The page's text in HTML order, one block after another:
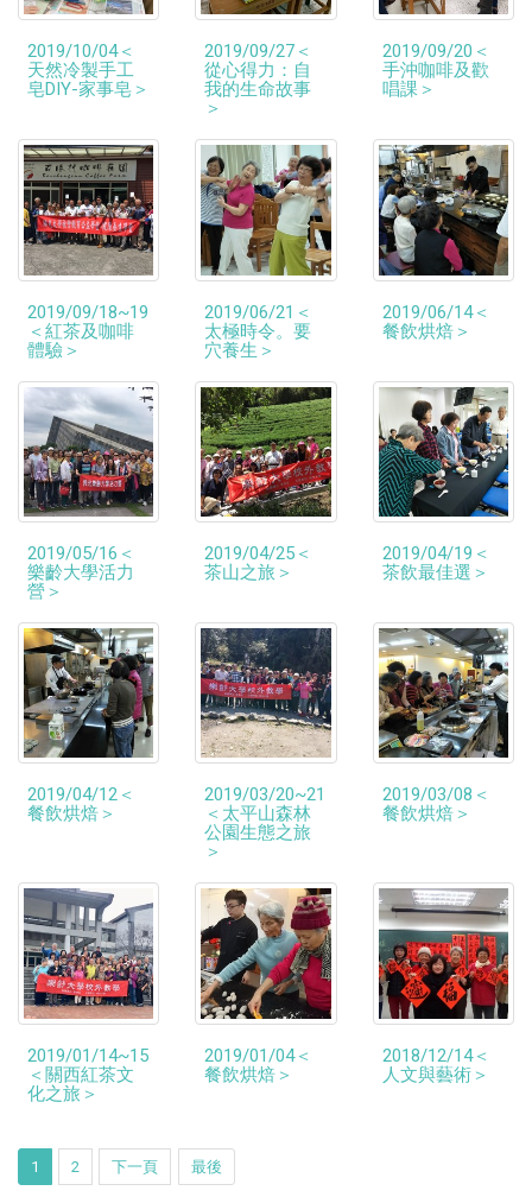
2019/10/04＜
天然冷製手工
皂DIY-家事皂＞
2019/09/27＜
從心得力：自
我的生命故事
＞
2019/09/20＜
手沖咖啡及歡
唱課＞
2019/09/18~19
＜紅茶及咖啡
體驗＞
2019/06/21＜
太極時令。要
穴養生＞
2019/06/14＜
餐飲烘焙＞
2019/05/16＜
樂齡大學活力
營＞
2019/04/25＜
茶山之旅＞
2019/04/19＜
茶飲最佳選＞
2019/04/12＜
餐飲烘焙＞
2019/03/20~21
＜太平山森林
公園生態之旅
＞
2019/03/08＜
餐飲烘焙＞
2019/01/14~15
＜關西紅茶文
化之旅＞
2019/01/04＜
餐飲烘焙＞
2018/12/14＜
人文與藝術＞
1 2 下一頁 最後